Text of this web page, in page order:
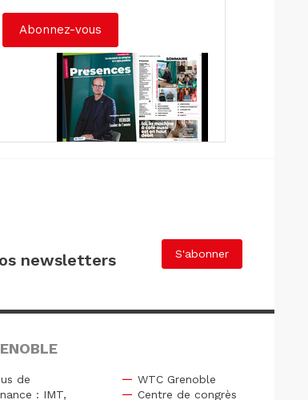
Abonnez-vous
newsletters S'abonner
de
: IMT,
WTC Grenoble
Centre de congrès